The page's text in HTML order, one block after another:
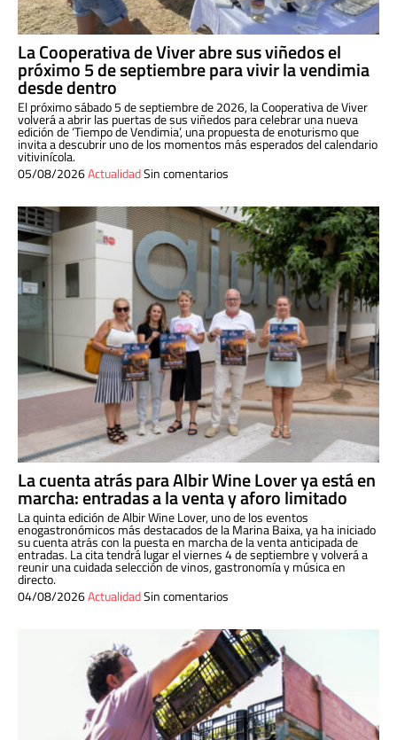
La Cooperativa de Viver abre sus viñedos el
próximo 5 de septiembre para vivir la vendimia
desde dentro
El próximo sábado 5 de septiembre de 2026, la Cooperativa de Viver
volverá a abrir las puertas de sus viñedos para celebrar una nueva
edición de ‘Tiempo de Vendimia’, una propuesta de enoturismo que
invita a descubrir uno de los momentos más esperados del calendario
vitivinícola.
05/08/2026ActualidadSin comentarios
La cuenta atrás para Albir Wine Lover ya está en
marcha: entradas a la venta y aforo limitado
La quinta edición de Albir Wine Lover, uno de los eventos
enogastronómicos más destacados de la Marina Baixa, ya ha iniciado
su cuenta atrás con la puesta en marcha de la venta anticipada de
entradas. La cita tendrá lugar el viernes 4 de septiembre y volverá a
reunir una cuidada selección de vinos, gastronomía y música en
directo.
04/08/2026ActualidadSin comentarios